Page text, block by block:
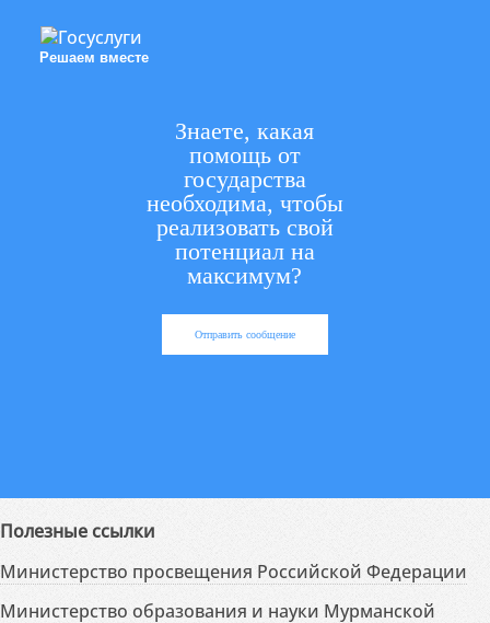
Решаем вместе
Знаете, какая
помощь от
государства
необходима, чтобы
реализовать свой
потенциал на
максимум?
Отправить сообщение
Полезные ссылки
Министерство просвещения Российской Федерации
Министерство образования и науки Мурманской